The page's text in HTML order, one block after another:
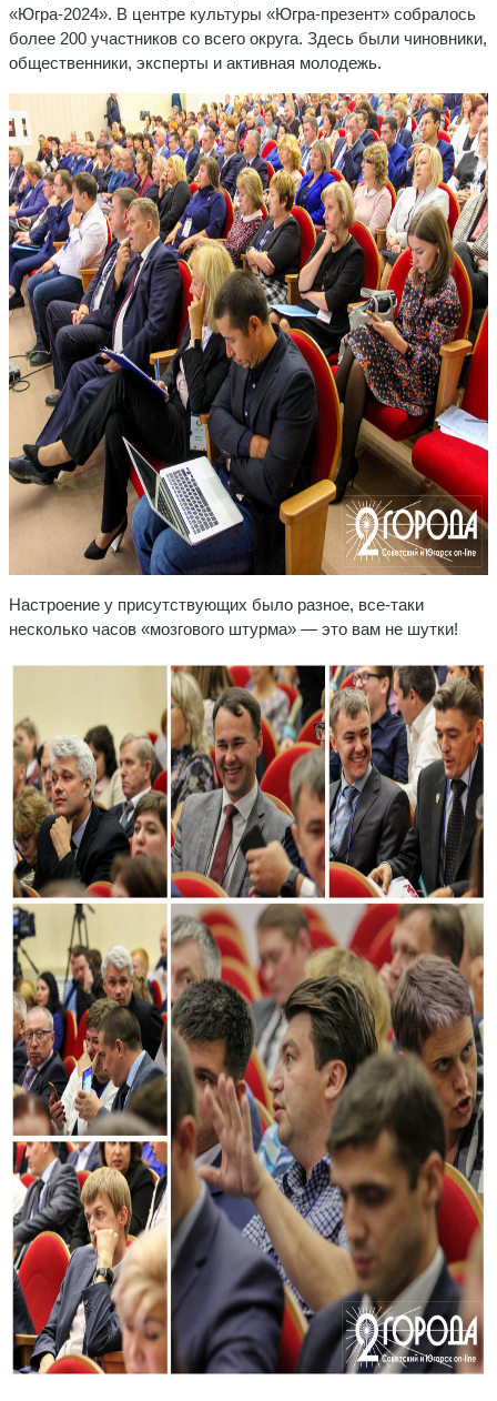
«Югра-2024». В центре культуры «Югра-презент» собралось
более 200 участников со всего округа. Здесь были чиновники,
общественники, эксперты и активная молодежь.
Настроение у присутствующих было разное, все-таки
несколько часов «мозгового штурма» — это вам не шутки!